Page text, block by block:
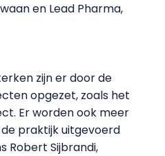
en Lead Pharma,
zijn er door de
opgezet, zoals het
Er worden ook meer
de praktijk uitgevoerd
Robert Sijbrandi,